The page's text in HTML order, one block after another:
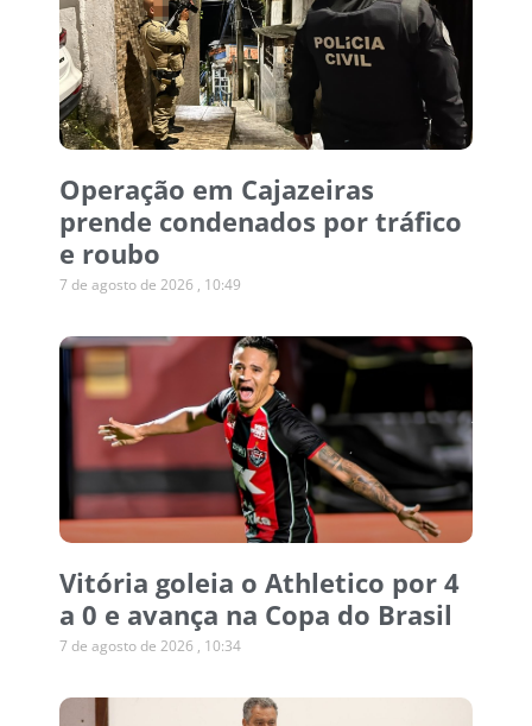
Operação em Cajazeiras
prende condenados por tráfico
e roubo
7 de agosto de 2026 10:49
Vitória goleia o Athletico por 4
a 0 e avança na Copa do Brasil
7 de agosto de 2026 10:34